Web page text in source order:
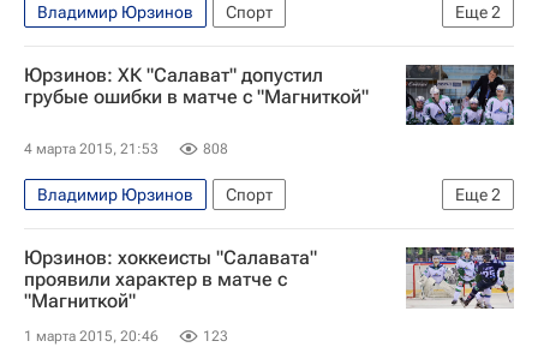
Еще2
Владимир Юрзинов
Спорт
Министерство спорта РФ
Россия
Юрзинов: ХК "Салават" допустил
грубые ошибки в матче с "Магниткой"
4 марта 2015, 21:53 808
Еще2
Владимир Юрзинов
Спорт
Металлург (Магнитогорск)
Салават Юлаев
Юрзинов: хоккеисты "Салавата"
проявили характер в матче с
"Магниткой"
1 марта 2015, 20:46 123